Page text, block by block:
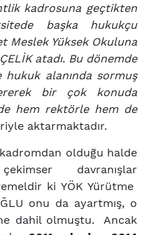
kadrosuna geçtikten
başka hukukçu
Meslek Yüksek Okuluna
atadı. Bu dönemde
alanında sormuş
bir çok konuda
hem rektörle hem de
aktarmaktadır.
olduğu halde
davranışlar
ki YÖK Yürütme
onu da ayartmış, o
dahil olmuştu. Ancak